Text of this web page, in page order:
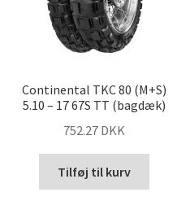
Continental TKC 80 (M+S)
5.10 – 17 67S TT (bagdæk)
752.27 DKK
Tilføj til kurv